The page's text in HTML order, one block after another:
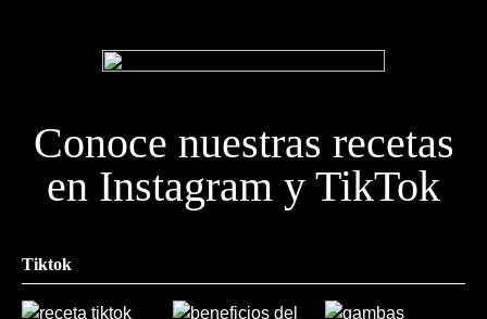
Conoce nuestras recetas
en Instagram y TikTok
Tiktok